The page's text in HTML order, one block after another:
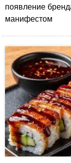
появление
манифестом